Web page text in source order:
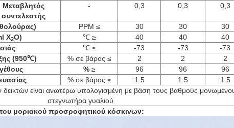
Μεταβλητός
συντελεστής
- 0,3 0,3 0,3
PPM ≤ 30 30
30
Χ2Ο) ℃ ≥ 40 40
40
℃ ≤ -73 -73
-73
(950℃)
% σε βάρος ≤ 2 2
2
%≥ 96 96
96
% σε βάρος ≤ 1.5 1.5
1.5
δεικτών είναι ανωτέρω υπολογισμένη με βάση τους βαθμούς
στεγνωτήρα γυαλιού
μοριακού προσροφητικού κόσκινων: